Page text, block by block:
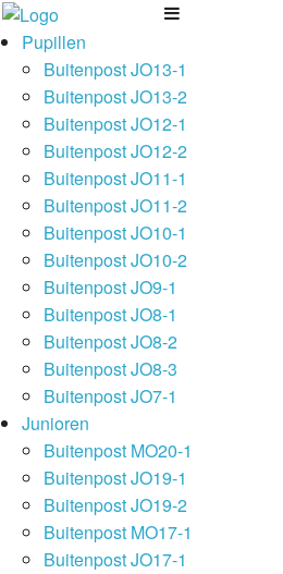
Pupillen
Buitenpost JO13-1
Buitenpost JO13-2
Buitenpost JO12-1
Buitenpost JO12-2
Buitenpost JO11-1
Buitenpost JO11-2
Buitenpost JO10-1
Buitenpost JO10-2
Buitenpost JO9-1
Buitenpost JO8-1
Buitenpost JO8-2
Buitenpost JO8-3
Buitenpost JO7-1
Junioren
Buitenpost MO20-1
Buitenpost JO19-1
Buitenpost JO19-2
Buitenpost MO17-1
Buitenpost JO17-1